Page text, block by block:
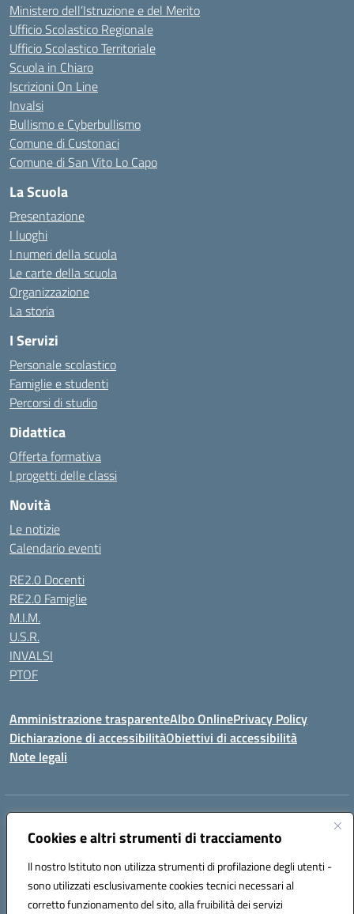
Cookies e altri strumenti di tracciamento
Il nostro Istituto non utilizza strumenti di profilazione degli utenti -
sono utilizzati esclusivamente cookies tecnici necessari al
corretto funzionamento del sito, alla fruibilità dei servizi
Ministero dell’Istruzione e del Merito
Ufficio Scolastico Regionale
Ufficio Scolastico Territoriale
Scuola in Chiaro
Iscrizioni On Line
Invalsi
Bullismo e Cyberbullismo
Comune di Custonaci
Comune di San Vito Lo Capo
La Scuola
Presentazione
I luoghi
I numeri della scuola
Le carte della scuola
Organizzazione
La storia
I Servizi
Personale scolastico
Famiglie e studenti
Percorsi di studio
Didattica
Offerta formativa
I progetti delle classi
Novità
Le notizie
Calendario eventi
RE2.0 Docenti
RE2.0 Famiglie
M.I.M.
U.S.R.
INVALSI
PTOF
Amministrazione trasparenteAlbo OnlinePrivacy Policy
Dichiarazione di accessibilitàObiettivi di accessibilità
Note legali
Indirizzo:
Centralino:09231872080 Email:tpic80900q@istruzione.it
Codice fiscale: 80006340816
Codice meccanografico:
TPIC80900Q